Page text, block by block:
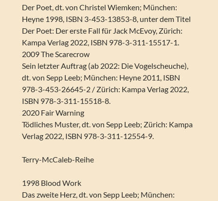
Der Poet, dt. von Christel Wiemken; München:
Heyne 1998, ISBN 3-453-13853-8, unter dem Titel
Der Poet: Der erste Fall für Jack McEvoy, Zürich:
Kampa Verlag 2022, ISBN 978-3-311-15517-1.
2009 The Scarecrow
Sein letzter Auftrag (ab 2022: Die Vogelscheuche),
dt. von Sepp Leeb; München: Heyne 2011, ISBN
978-3-453-26645-2 / Zürich: Kampa Verlag 2022,
ISBN 978-3-311-15518-8.
2020 Fair Warning
Tödliches Muster, dt. von Sepp Leeb; Zürich: Kampa
Verlag 2022, ISBN 978-3-311-12554-9.
Terry-McCaleb-Reihe
1998 Blood Work
Das zweite Herz, dt. von Sepp Leeb; München: